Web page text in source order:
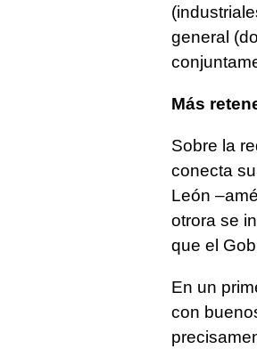
general
Más
Sobre la
conecta
León
otrora se
que el
En un
con